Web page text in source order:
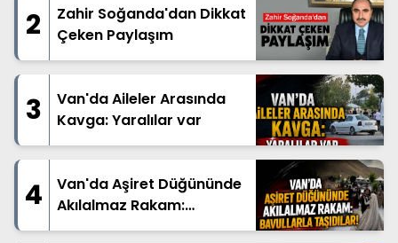
2
Zahir Soğanda'dan Dikkat
Çeken Paylaşım
3
Van'da Aileler Arasında
Kavga: Yaralılar var
4
Van'da Aşiret Düğününde
Akılalmaz Rakam:
Bavullarla Taşıdılar!